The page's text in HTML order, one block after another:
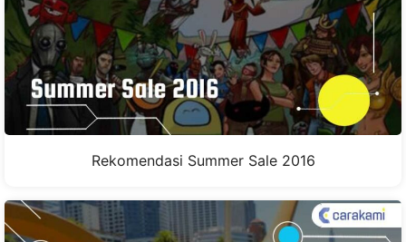
Rekomendasi Summer Sale 2016